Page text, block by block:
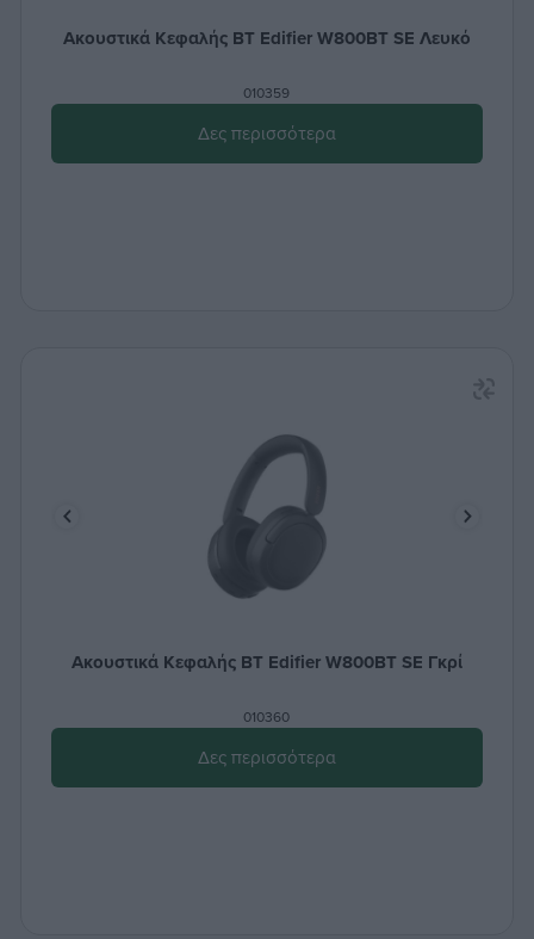
Ακουστικά Κεφαλής BT Edifier W800BT SE Λευκό
010359
Δες περισσότερα
Ακουστικά Κεφαλής BT Edifier W800BT SE Γκρί
010360
Δες περισσότερα